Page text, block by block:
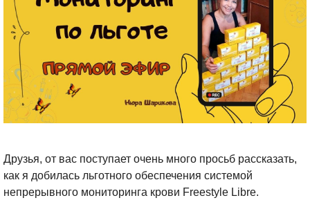
Друзья, от вас поступает очень много просьб рассказать,
как я добилась льготного обеспечения системой
непрерывного мониторинга крови Freestyle Libre.